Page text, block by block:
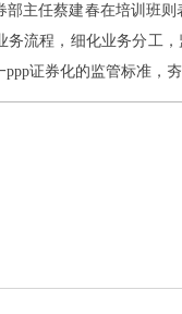
部主任蔡建春在培训班
务流程，细化业务分工
证券化的监管标准，